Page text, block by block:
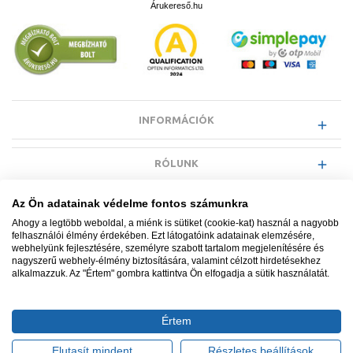
Árukereső.hu
INFORMÁCIÓK
RÓLUNK
EGYÉB INFORMÁCIÓK
VÁSÁRLÓI INFORMÁCIÓK
Minden jog fenntartva. © Adatkezelés nyilvántartási száma NAIH-
Az Ön adatainak védelme fontos számunkra
Ahogy a legtöbb weboldal, a miénk is sütiket (cookie-kat) használ a nagyobb
felhasználói élmény érdekében. Ezt látogatóink adatainak elemzésére,
webhelyünk fejlesztésére, személyre szabott tartalom megjelenítésére és
nagyszerű webhely-élmény biztosítására, valamint célzott hirdetésekhez
alkalmazzuk. Az "Értem" gombra kattintva Ön elfogadja a sütik használatát.
Értem